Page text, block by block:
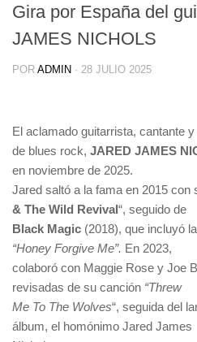
Gira por España del
JAMES NICHOLS
POR ADMIN · 28 JULIO 2025
El aclamado guitarrista, cantante
de blues rock, JARED JAMES
en noviembre de 2025.
Jared saltó a la fama en 2015 con
& The Wild Revival“, seguido de
Black Magic (2018), que incluyó
“Honey Forgive Me”. En 2023,
colaboró con Maggie Rose y Joe
revisadas de su canción “Threw
Me To The Wolves“, seguida del
álbum, el homónimo Jared James